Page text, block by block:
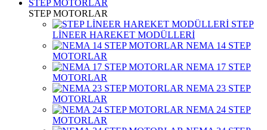
STEP MOTORLAR
STEP MOTORLAR
STEP
LİNEER HAREKET MODÜLLERİ
NEMA 14 STEP
MOTORLAR
NEMA 17 STEP
MOTORLAR
NEMA 23 STEP
MOTORLAR
NEMA 24 STEP
MOTORLAR